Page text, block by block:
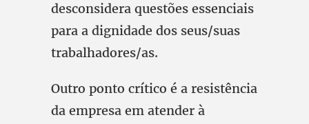
desconsidera questões essenciais
para a dignidade dos seus/suas
trabalhadores/as.
Outro ponto crítico é a resistência
da empresa em atender à